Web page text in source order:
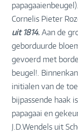
Cornelis Pieter
uit 1814. Aan de
geborduurde
gevoerd met
beugel!.
initialen van de
bijpassende haak
papagaai en
J.D.Wendels uit